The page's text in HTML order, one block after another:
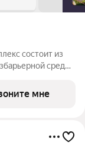
состоит из
среды,
мне